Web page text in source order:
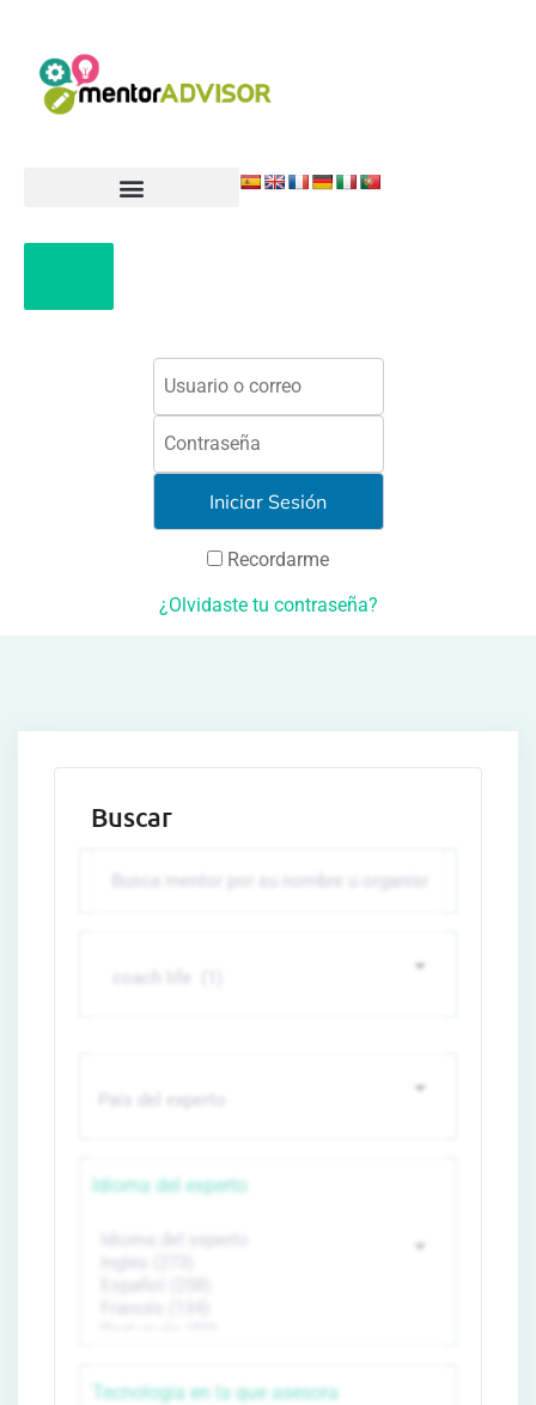
Recordarme
¿Olvidaste tu contraseña?
Buscar
Idioma del experto
Tecnología en la que asesora